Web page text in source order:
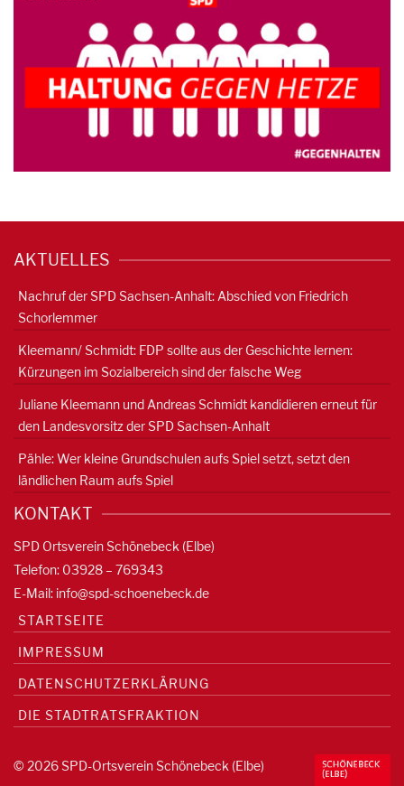
AKTUELLES
Nachruf der SPD Sachsen-Anhalt: Abschied von Friedrich
Schorlemmer
Kleemann/ Schmidt: FDP sollte aus der Geschichte lernen:
Kürzungen im Sozialbereich sind der falsche Weg
Juliane Kleemann und Andreas Schmidt kandidieren erneut für
den Landesvorsitz der SPD Sachsen-Anhalt
Pähle: Wer kleine Grundschulen aufs Spiel setzt, setzt den
ländlichen Raum aufs Spiel
KONTAKT
SPD Ortsverein Schönebeck (Elbe)
Telefon: 03928 – 769343
E-Mail: info@spd-schoenebeck.de
STARTSEITE
IMPRESSUM
DATENSCHUTZERKLÄRUNG
DIE STADTRATSFRAKTION
© 2026 SPD-Ortsverein Schönebeck (Elbe)